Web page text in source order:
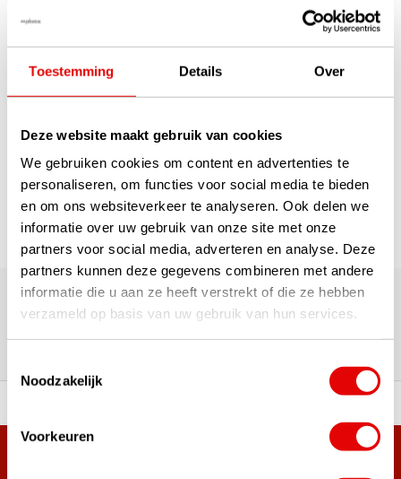
Toestemming Details Over
Deze website maakt gebruik van cookies
We gebruiken cookies om content en advertenties te
personaliseren, om functies voor social media te bieden
en om ons websiteverkeer te analyseren. Ook delen we
informatie over uw gebruik van onze site met onze
partners voor social media, adverteren en analyse. Deze
partners kunnen deze gegevens combineren met andere
informatie die u aan ze heeft verstrekt of die ze hebben
verzameld op basis van uw gebruik van hun services.
Noodzakelijk
Voorkeuren
lees verder
€999,00
slagvlak zorgen voor...lees
€165,00
Pagina 1 van 1
180.000+ Klanten | 5.000+ Reviews | Trusted Shops, TrustPilot,
Google
Reviews: Onze klanten aan het